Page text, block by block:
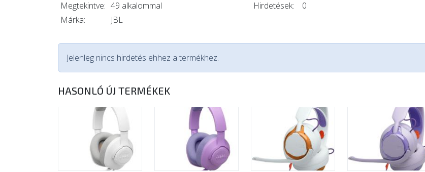
Megtekintve: 49 alkalommal
Márka:
JBL
Hirdetések:
0
Jelenleg nincs hirdetés ehhez a termékhez.
HASONLÓ ÚJ TERMÉKEK